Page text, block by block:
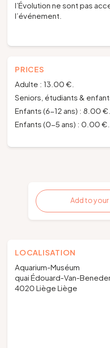
l’Évolution ne sont pas
l’événement.
PRICES
Adulte : 13.00 €.
Seniors, étudiants &
Enfants (6-12 ans) : 8.00 €.
Enfants (0-5 ans) : 0.00 €.
Add to your
LOCALISATION
Aquarium-Muséum
quai Édouard-Van-
4020 Liège Liège